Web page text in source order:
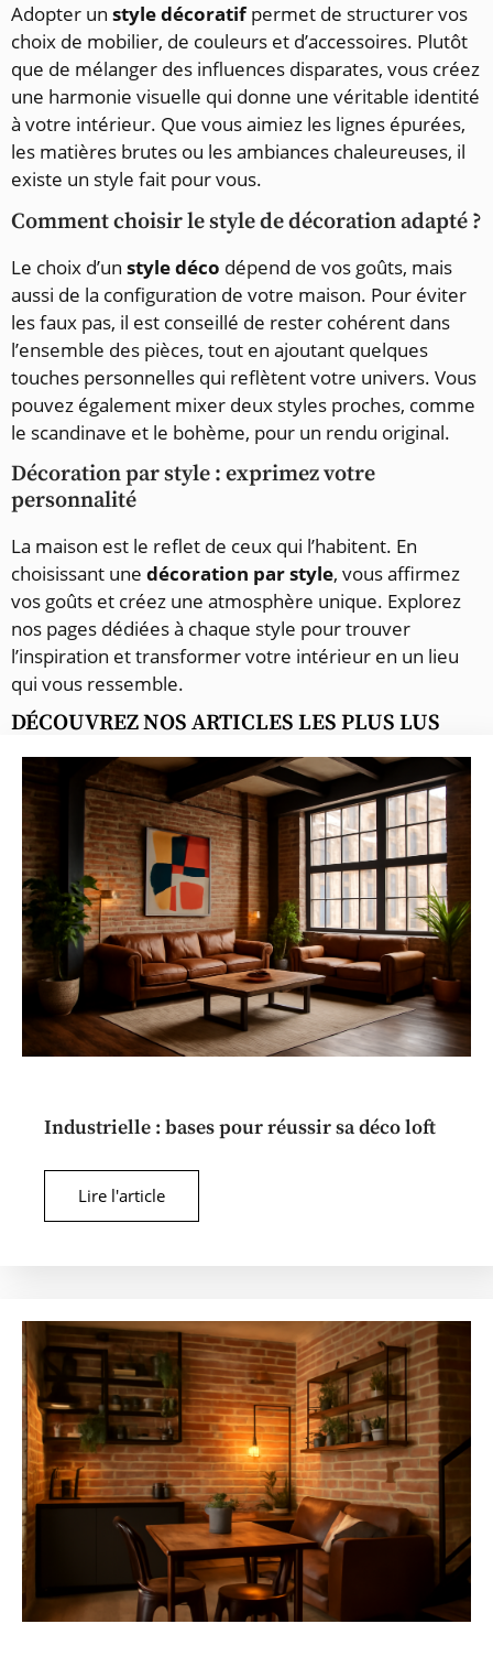
Adopter un style décoratifpermet de structurer vos
choix de mobilier, de couleurs et d’accessoires. Plutôt
que de mélanger des influences disparates, vous créez
une harmonie visuelle qui donne une véritable identité
à votre intérieur. Que vous aimiez les lignes épurées,
les matières brutes ou les ambiances chaleureuses, il
existe un style fait pour vous.
Comment choisir le style de décoration adapté ?
Le choix d’un style déco dépend de vos goûts, mais
aussi de la configuration de votre maison. Pour éviter
les faux pas, il est conseillé de rester cohérent dans
l’ensemble des pièces, tout en ajoutant quelques
touches personnelles qui reflètent votre univers. Vous
pouvez également mixer deux styles proches, comme
le scandinave et le bohème, pour un rendu original.
Décoration par style : exprimez votre
personnalité
La maison est le reflet de ceux qui l’habitent. En
choisissant une décoration par style, vous affirmez
vos goûts et créez une atmosphère unique. Explorez
nos pages dédiées à chaque style pour trouver
l’inspiration et transformer votre intérieur en un lieu
qui vous ressemble.
DÉCOUVREZ NOS ARTICLES LES PLUS LUS
Industrielle : bases pour réussir sa déco loft
Lire l'article